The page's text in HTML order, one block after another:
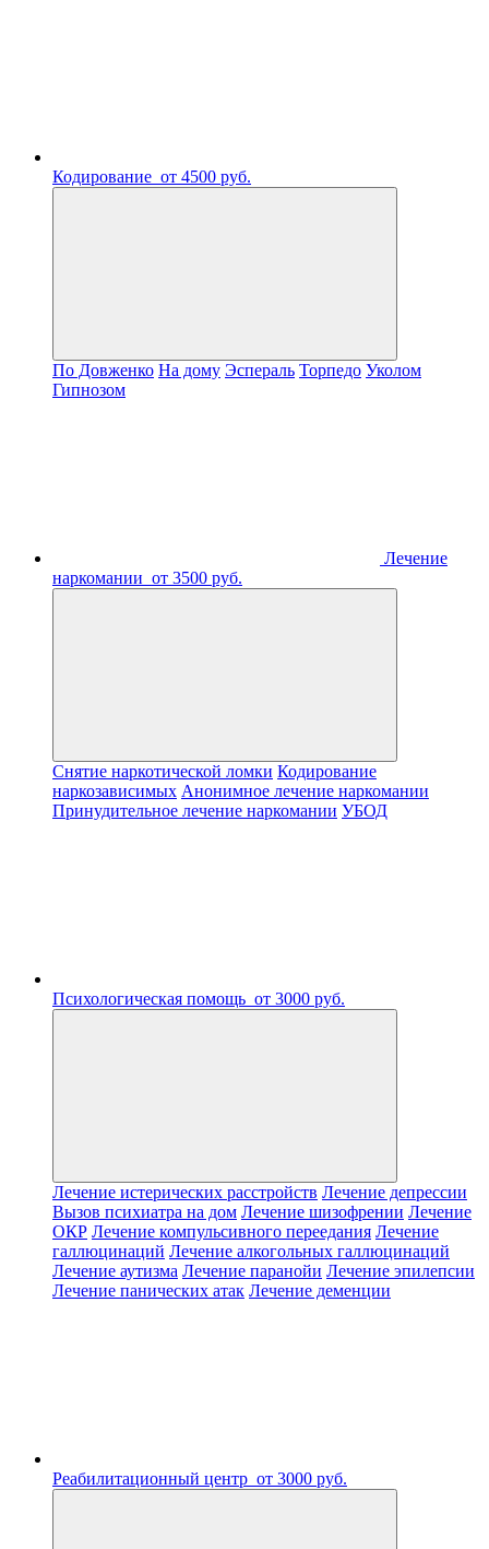
Кодирование от 4500 руб.
По Довженко На дому Эспераль Торпедо Уколом
Гипнозом
Лечение
наркомании от 3500 руб.
Снятие наркотической ломки Кодирование
наркозависимых Анонимное лечение наркомании
Принудительное лечение наркомании УБОД
Психологическая помощь от 3000 руб.
Лечение истерических расстройств Лечение депрессии
Вызов психиатра на дом Лечение шизофрении Лечение
ОКР Лечение компульсивного переедания Лечение
галлюцинаций Лечение алкогольных галлюцинаций
Лечение аутизма Лечение паранойи Лечение эпилепсии
Лечение панических атак Лечение деменции
Реабилитационный центр от 3000 руб.